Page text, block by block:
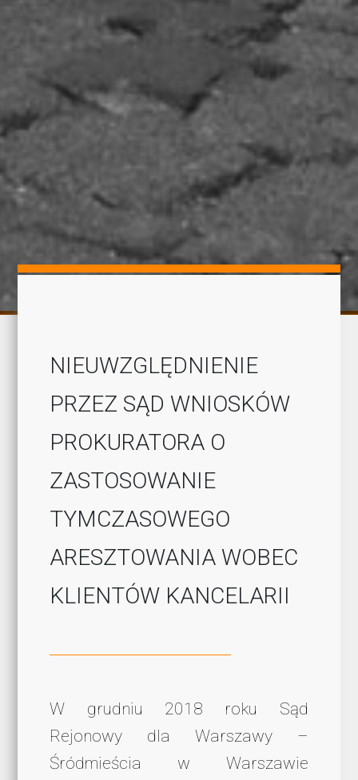
NIEUWZGLĘDNIENIE
PRZEZ SĄD WNIOSKÓW
PROKURATORA O
ZASTOSOWANIE
TYMCZASOWEGO
ARESZTOWANIA WOBEC
KLIENTÓW KANCELARII
W grudniu 2018 roku Sąd
Rejonowy dla Warszawy –
Śródmieścia w Warszawie